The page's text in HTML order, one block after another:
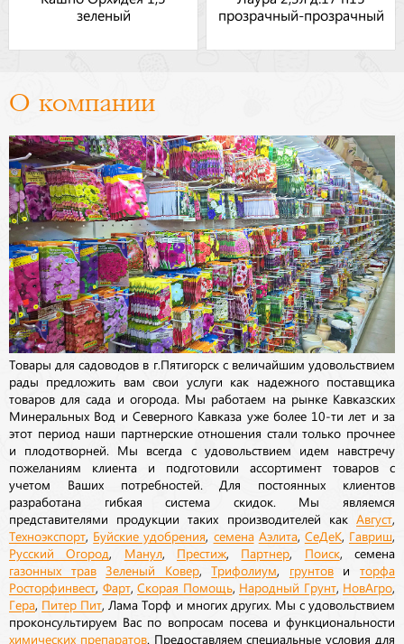
зеленый
прозрачный-прозрачный
О компании
Товары для садоводов в г.Пятигорск с величайшим удовольствием
рады предложить вам свои услуги как надежного поставщика
товаров для сада и огорода. Мы работаем на рынке Кавказских
Минеральных Вод и Северного Кавказа уже более 10-ти лет и за
этот период наши партнерские отношения стали только прочнее
и плодотворней. Мы всегда с удовольствием идем навстречу
пожеланиям клиента и подготовили ассортимент товаров с
учетом Ваших потребностей. Для постоянных клиентов
разработана гибкая система скидок. Мы являемся
представителями продукции таких производителей как Август
Техноэкспорт Буйские удобрения семена Аэлита СеДеК, Гавриш
Русский Огород Манул, Престиж Партнер Поиск, семена
газонных трав Зеленый Ковер,Трифолиум грунтовиторфа
Росторфинвест Фарт, Скорая Помощь Народный Грунт, НовАгро
Гера Питер Пит , Лама Торф и многих других. Мы с удовольствием
проконсультируем Вас по вопросам посева и функциональности
химических препаратов. Предоставляем специальные условия для